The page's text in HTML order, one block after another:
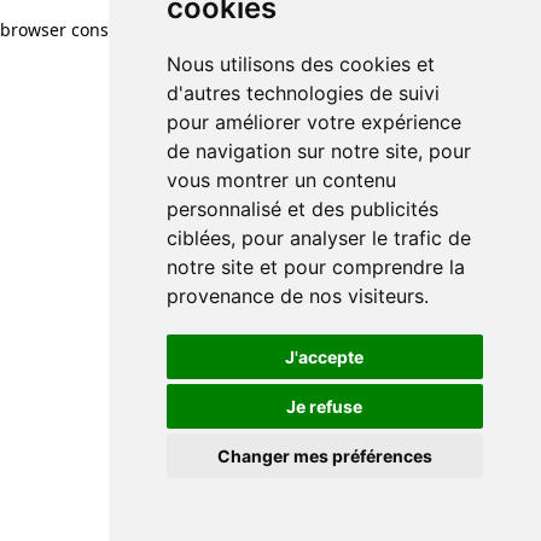
cookies
Nous utilisons des cookies et
d'autres technologies de suivi
pour améliorer votre expérience
de navigation sur notre site, pour
vous montrer un contenu
personnalisé et des publicités
ciblées, pour analyser le trafic de
notre site et pour comprendre la
provenance de nos visiteurs.
J'accepte
Je refuse
Changer mes préférences
browser console for more information)